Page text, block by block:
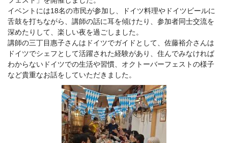
イベントには18名の市民が参加し、ドイツ料理やドイツビールに
舌鼓を打ちながら、講師の話に耳を傾けたり、参加者同士交流を
深めたりして、楽しい夜を過ごしました。
講師の三丁目惠子さんはドイツでガイドとして、佐藤裕介さんは
ドイツでシェフとして活躍された経験があり、住んでみなければ
わからないドイツでの生活や習慣、オクトーバーフェストの様子
など貴重なお話をしていただきました。